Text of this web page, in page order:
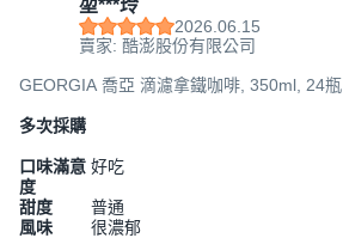
堃***玲
2026.06.15
賣家: 酷澎股份有限公司
GEORGIA 喬亞 滴濾拿鐵咖啡, 350ml, 24瓶
多次採購
口味滿意
度
好吃
甜度
普通
風味
很濃郁